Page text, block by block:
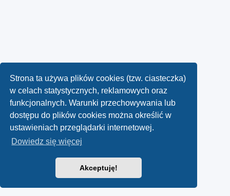
Strona ta używa plików cookies (tzw. ciasteczka)
w celach statystycznych, reklamowych oraz
funkcjonalnych. Warunki przechowywania lub
dostępu do plików cookies można określić w
ustawieniach przeglądarki internetowej.
Dowiedz się więcej
Akceptuję!